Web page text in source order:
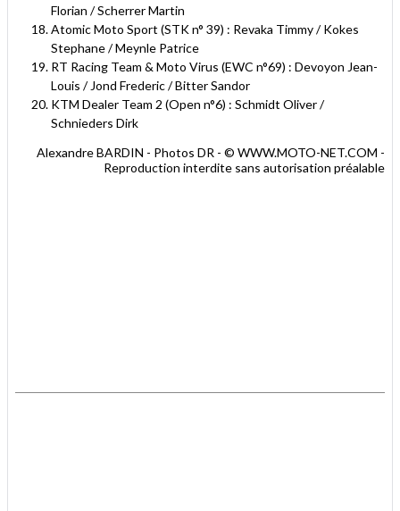
Florian / Scherrer Martin
Atomic Moto Sport (STK n° 39) : Revaka Timmy / Kokes
Stephane / Meynle Patrice
RT Racing Team & Moto Virus (EWC n°69) : Devoyon Jean-
Louis / Jond Frederic / Bitter Sandor
KTM Dealer Team 2 (Open n°6) : Schmidt Oliver /
Schnieders Dirk
Alexandre BARDIN - Photos DR - © WWW.MOTO-NET.COM -
Reproduction interdite sans autorisation préalable